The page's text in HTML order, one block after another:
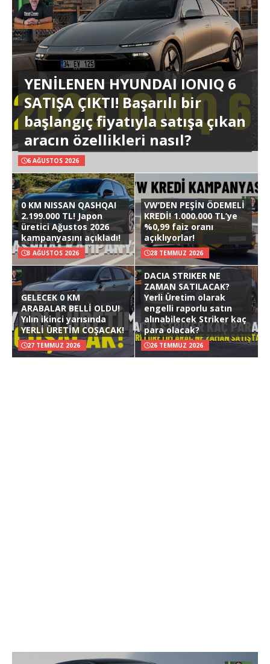
YENİLENEN HYUNDAI IONIQ 6
SATIŞA ÇIKTI! Başarılı bir
başlangıç fiyatıyla satışa çıkan
aracın özellikleri nasıl?
6 AĞUSTOS 2026
0 KM NISSAN QASHQAI
2.199.000 TL! Japon
üretici Ağustos 2026
kampanyasını açıkladı!
3 AĞUSTOS 2026
VW’DEN PEŞİN ÖDEMELİ
KREDİ! 1.000.000 TL’ye
%0,99 faiz oranı
açıklıyorlar!
28 TEMMUZ 2026
GELECEK 0 KM
ARABALAR BELLİ OLDU!
Yılın ikinci yarısında
YERLİ ÜRETİM COŞACAK!
27 TEMMUZ 2026
DACIA STRIKER NE
ZAMAN SATILACAK?
Yerli Üretim olarak
engelli raporlu satın
alınabilecek Striker kaç
para olacak?
26 TEMMUZ 2026